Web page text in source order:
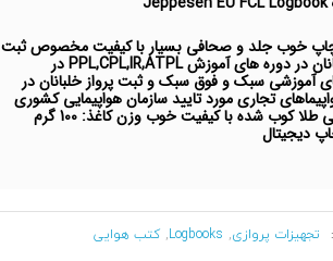
خوب جلد و صحافی بسیار با کیفیت مخصوص ثبت
پرواز خلبانان در دوره های آموزش PPL,CPL,IR,ATPL در
آموزشی سبک و فوق سبک و ثبت پرواز خلبانان در
تجاری مورد تایید سازمان هواپیمایی کشوری
جلد چرمی طلا کوب شده با کیفیت خوب وزن کاغذ: 100 گرم
دیجیتال
تجهیزات پروازی,
Logbooks
, کتب هوایی